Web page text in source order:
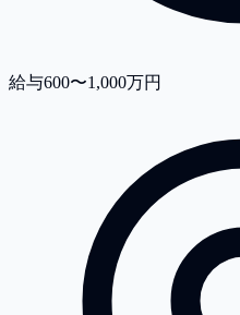
給与600〜1,000万円